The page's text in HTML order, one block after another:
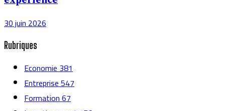
30 juin 2026
Rubriques
Economie381
Entreprise547
Formation67